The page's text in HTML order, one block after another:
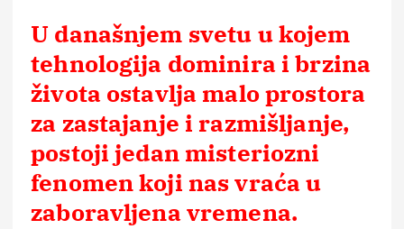
U današnjem svetu u kojem
tehnologija dominira i brzina
života ostavlja malo prostora
za zastajanje i razmišljanje,
postoji jedan misteriozni
fenomen koji nas vraća u
zaboravljena vremena.